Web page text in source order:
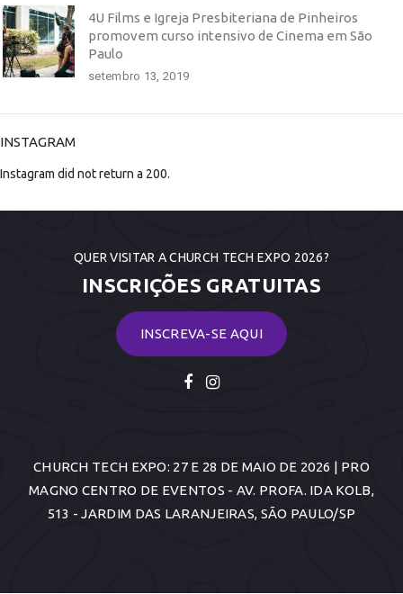
4U Films e Igreja Presbiteriana de Pinheiros
promovem curso intensivo de Cinema em São
Paulo
setembro 13, 2019
INSTAGRAM
Instagram did not return a 200.
QUER VISITAR A CHURCH TECH EXPO 2026?
INSCRIÇÕES GRATUITAS
INSCREVA-SE AQUI
CHURCH TECH EXPO: 27 E 28 DE MAIO DE 2026 | PRO
MAGNO CENTRO DE EVENTOS - AV. PROFA. IDA KOLB,
513 - JARDIM DAS LARANJEIRAS, SÃO PAULO/SP